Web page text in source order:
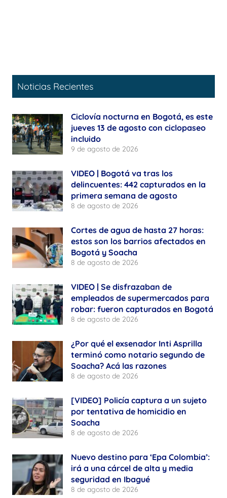
Noticias Recientes
Ciclovía nocturna en Bogotá, es este
jueves 13 de agosto con ciclopaseo
incluido
9 de agosto de 2026
VIDEO | Bogotá va tras los
delincuentes: 442 capturados en la
primera semana de agosto
8 de agosto de 2026
Cortes de agua de hasta 27 horas:
estos son los barrios afectados en
Bogotá y Soacha
8 de agosto de 2026
VIDEO | Se disfrazaban de
empleados de supermercados para
robar: fueron capturados en Bogotá
8 de agosto de 2026
¿Por qué el exsenador Inti Asprilla
terminó como notario segundo de
Soacha? Acá las razones
8 de agosto de 2026
[VIDEO] Policía captura a un sujeto
por tentativa de homicidio en
Soacha
8 de agosto de 2026
Nuevo destino para ‘Epa Colombia’:
irá a una cárcel de alta y media
seguridad en Ibagué
8 de agosto de 2026